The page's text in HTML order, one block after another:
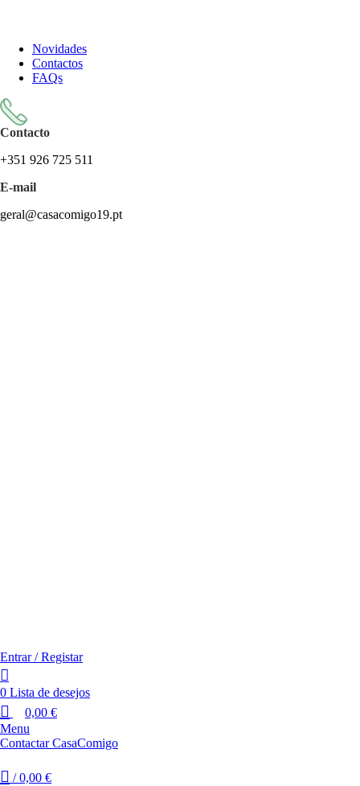
Novidades
Contactos
FAQs
Contacto
+351 926 725 511
E-mail
geral@casacomigo19.pt
Entrar / Registar
0 Lista de desejos
0,00 €
Menu
Contactar CasaComigo
/ 0,00 €